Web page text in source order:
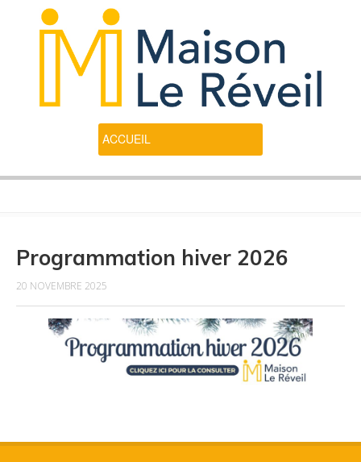
Programmation hiver 2026
20 NOVEMBRE 2025